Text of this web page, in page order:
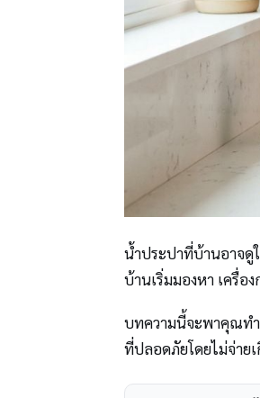
น้ำประปาที่บ้านอาจดู
บ้านเริ่มมองหา เครื่อ
บทความนี้จะพาคุณทำ
ที่ปลอดภัยโดยไม่จ่าย